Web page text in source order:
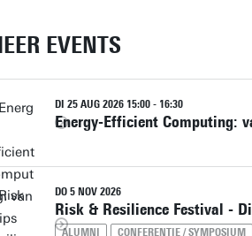
EVENTS
DI 25 AUG 2026 15:00 - 16:30
Energy-Efficient Computing:
DO 5 NOV 2026
Risk & Resilience Festival -
ALUMNI CONFERENTIE / SYMPOSIUM